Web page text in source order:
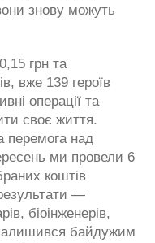
знову можуть
грн та
вже 139 героїв
операції та
своє життя.
перемога над
ми провели 6
коштів
—
біоінженерів,
байдужим